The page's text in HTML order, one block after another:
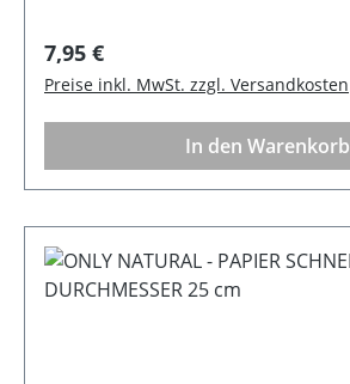
Regulärer Preis:
7,95 €
Preise inkl. MwSt. zzgl. Versandkosten
In den Warenkorb